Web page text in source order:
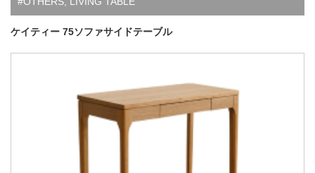
ケイティー 75ソファサイドテーブル